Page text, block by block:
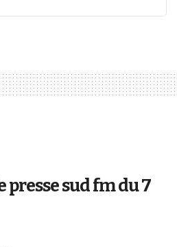
presse sud fm du 7